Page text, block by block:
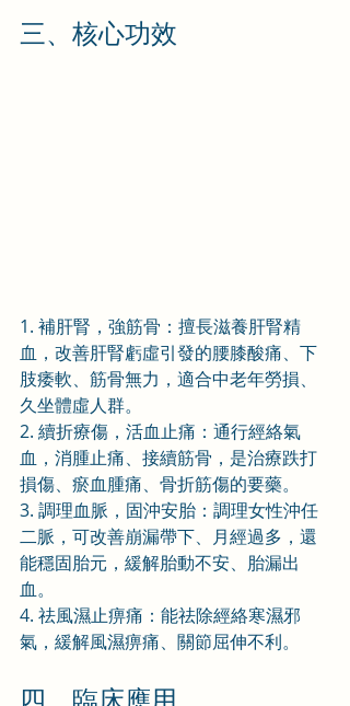
三、核心功效
1. 補肝腎，強筋骨：擅長滋養肝腎精
血，改善肝腎虧虛引發的腰膝酸痛、下
肢痿軟、筋骨無力，適合中老年勞損、
久坐體虛人群。
2. 續折療傷，活血止痛：通行經絡氣
血，消腫止痛、接續筋骨，是治療跌打
損傷、瘀血腫痛、骨折筋傷的要藥。
3. 調理血脈，固沖安胎：調理女性沖任
二脈，可改善崩漏帶下、月經過多，還
能穩固胎元，緩解胎動不安、胎漏出
血。
4. 祛風濕止痹痛：能祛除經絡寒濕邪
氣，緩解風濕痹痛、關節屈伸不利。